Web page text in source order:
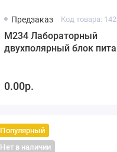
Предзаказ Код товара:
M234 Лабораторный
двухполярный блок
0.00р.
Популярный
Нет в наличии